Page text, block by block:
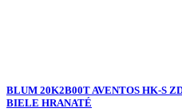
BLUM 20K2B00T AVENTOS HK-S
BIELE HRANATÉ